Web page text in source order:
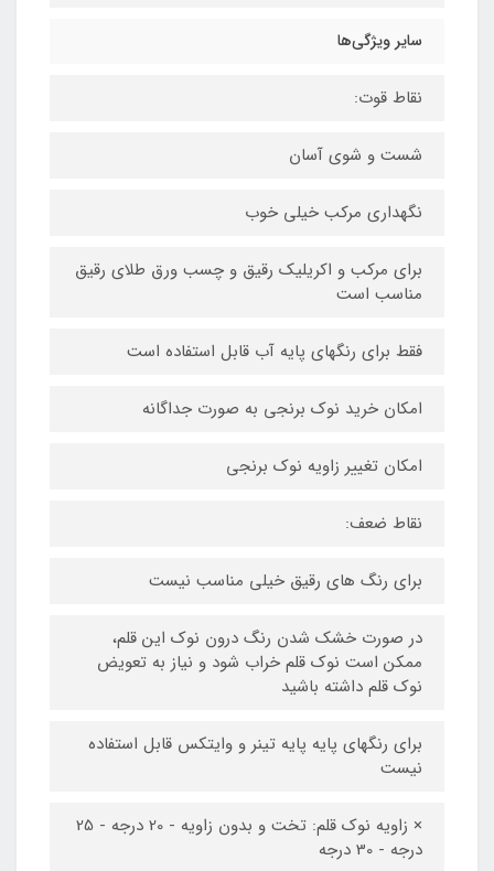
سایر ویژگی‌ها
نقاط قوت:
شست و شوی آسان
نگهداری مرکب خیلی خوب
برای مرکب و اکریلیک رقیق و چسب ورق طلای رقیق
مناسب است
فقط برای رنگهای پایه آب قابل استفاده است
امکان خرید نوک برنجی به صورت جداگانه
امکان تغییر زاویه نوک برنجی
نقاط ضعف:
برای رنگ های رقیق خیلی مناسب نیست
در صورت خشک شدن رنگ درون نوک این قلم،
ممکن است نوک قلم خراب شود و نیاز به تعویض
نوک قلم داشته باشید
برای رنگهای پایه پایه تینر و وایتکس قابل استفاده
نیست
× زاویه نوک قلم: تخت و بدون زاویه - 20 درجه - 25
درجه - 30 درجه